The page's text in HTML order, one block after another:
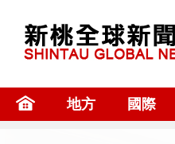
地方 國際